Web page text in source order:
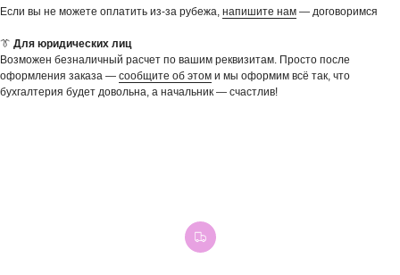
Если вы не можете оплатить из-за рубежа, напишите нам — договоримся
👔 Для юридических лиц
Возможен безналичный расчет по вашим реквизитам. Просто после
оформления заказа — сообщите об этом и мы оформим всё так, что
бухгалтерия будет довольна, а начальник — счастлив!